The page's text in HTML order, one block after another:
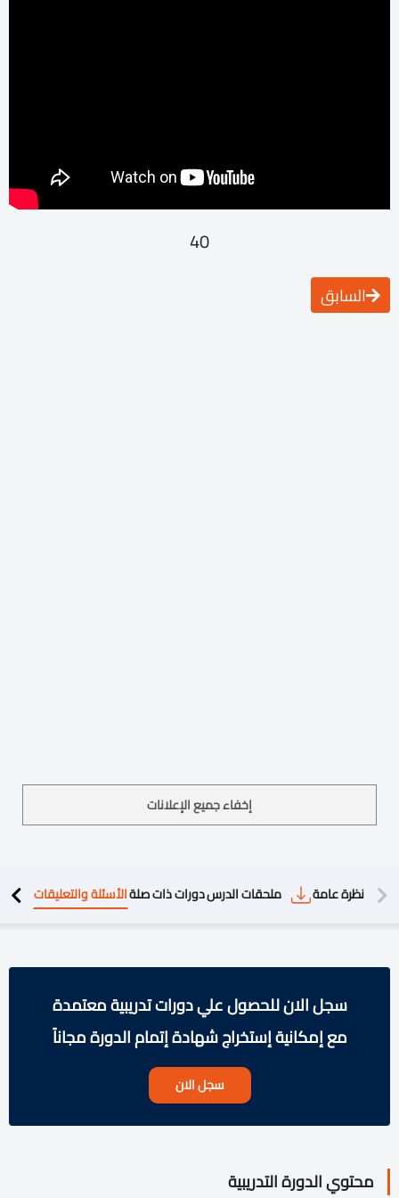
40
السابق
إخفاء جميع الإعلانات
نظرة عامة ملحقات الدرسدورات ذات صلةالأسئلة والتعليقات
سجل الان للحصول علي دورات تدريبية معتمدة
مع إمكانية إستخراج شهادة إتمام الدورة مجاناً
سجل الان
محتوي الدورة التدريبية